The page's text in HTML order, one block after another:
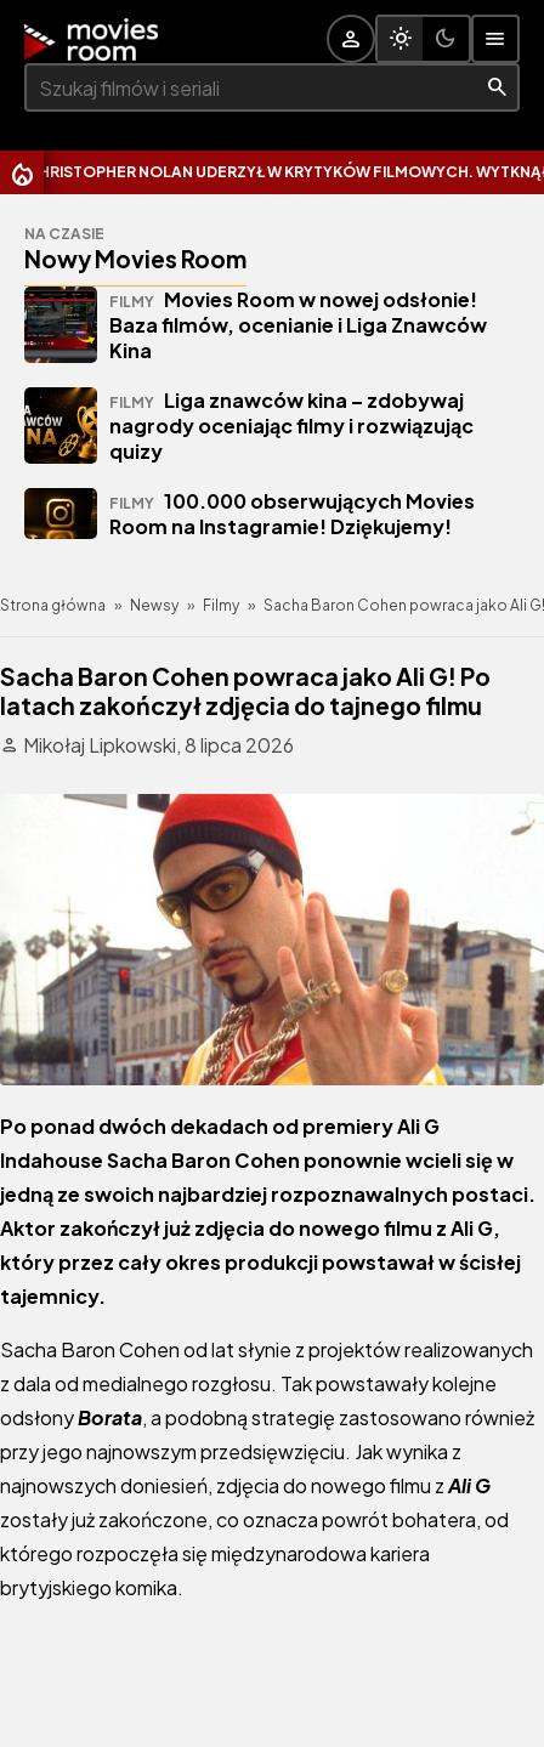
Szukaj:
NOLAN UDERZYŁ W KRYTYKÓW FILMOWYCH. WYTKNĄŁ IM
NA CZASIE
Nowy Movies Room
FILMY Movies Room w nowej odsłonie!
Baza filmów, ocenianie i Liga Znawców
Kina
FILMY Liga znawców kina – zdobywaj
nagrody oceniając filmy i rozwiązując
quizy
FILMY 100.000 obserwujących Movies
Room na Instagramie! Dziękujemy!
Strona główna » Newsy » Filmy » Sacha Baron Cohen powraca jako Ali
Sacha Baron Cohen powraca jako Ali G! Po
latach zakończył zdjęcia do tajnego filmu
Mikołaj Lipkowski,8 lipca 2026
Po ponad dwóch dekadach od premiery Ali G
Indahouse Sacha Baron Cohen ponownie wcieli się w
jedną ze swoich najbardziej rozpoznawalnych postaci.
Aktor zakończył już zdjęcia do nowego filmu z Ali G,
który przez cały okres produkcji powstawał w ścisłej
tajemnicy.
Sacha Baron Cohen od lat słynie z projektów realizowanych
z dala od medialnego rozgłosu. Tak powstawały kolejne
odsłonyBorata, a podobną strategię zastosowano również
przy jego najnowszym przedsięwzięciu. Jak wynika z
najnowszych doniesień, zdjęcia do nowego filmu zAli G
zostały już zakończone, co oznacza powrót bohatera, od
którego rozpoczęła się międzynarodowa kariera
brytyjskiego komika.